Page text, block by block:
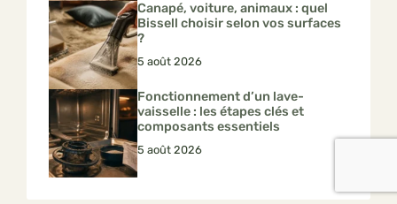
Canapé, voiture, animaux : quel
Bissell choisir selon vos surfaces
?
5 août 2026
Fonctionnement d’un lave-
vaisselle : les étapes clés et
composants essentiels
5 août 2026